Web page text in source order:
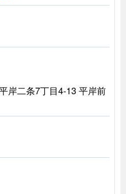
岸二条7丁目4-13 平岸前